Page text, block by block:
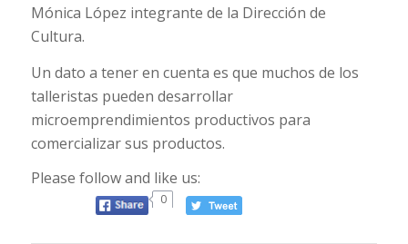
Mónica López integrante de la Dirección de
Cultura.
Un dato a tener en cuenta es que muchos de los
talleristas pueden desarrollar
microemprendimientos productivos para
comercializar sus productos.
Please follow and like us:
0